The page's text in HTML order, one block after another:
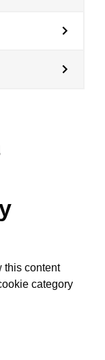
this content
category